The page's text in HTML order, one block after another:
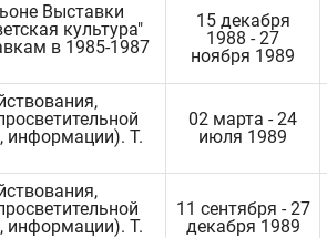
Выставки
культура"
в 1985-1987
15 декабря
1988 - 27
ноября 1989
информации). Т.
02 марта - 24
июля 1989
информации). Т.
11 сентября - 27
декабря 1989